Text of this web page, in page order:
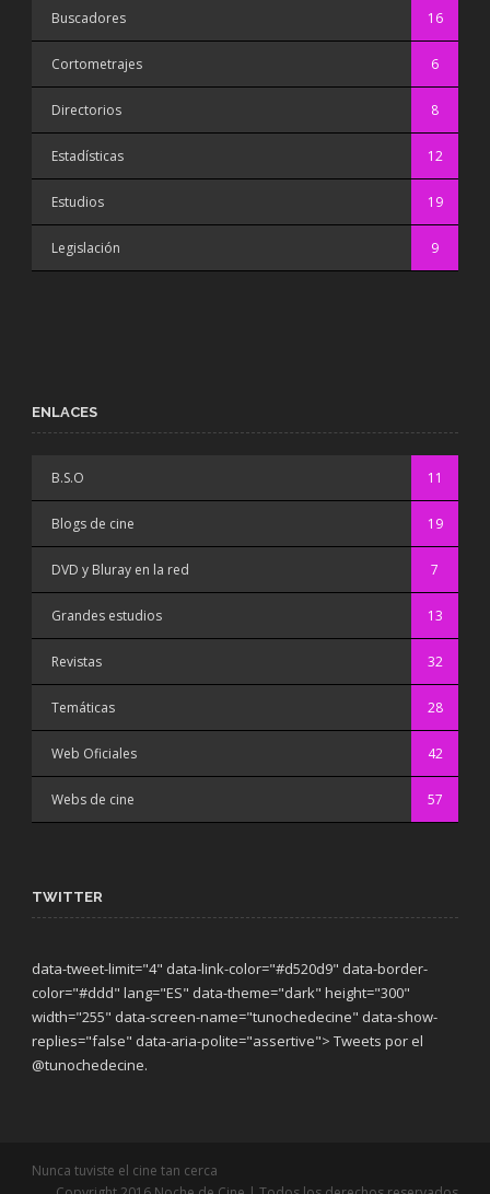
Buscadores 16
Cortometrajes 6
Directorios 8
Estadísticas 12
Estudios 19
Legislación 9
ENLACES
B.S.O 11
Blogs de cine 19
DVD y Bluray en la red 7
Grandes estudios 13
Revistas 32
Temáticas 28
Web Oficiales 42
Webs de cine 57
TWITTER
data-tweet-limit="4" data-link-color="#d520d9" data-border-
color="#ddd" lang="ES" data-theme="dark" height="300"
width="255" data-screen-name="tunochedecine" data-show-
replies="false" data-aria-polite="assertive"> Tweets por el
@tunochedecine.
Nunca tuviste el cine tan cerca